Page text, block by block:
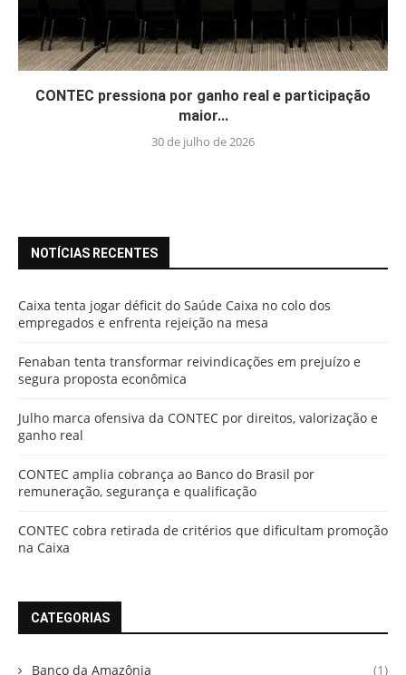
CONTEC pressiona por ganho real e participação
maior...
30 de julho de 2026
NOTÍCIAS RECENTES
Caixa tenta jogar déficit do Saúde Caixa no colo dos
empregados e enfrenta rejeição na mesa
Fenaban tenta transformar reivindicações em prejuízo e
segura proposta econômica
Julho marca ofensiva da CONTEC por direitos, valorização e
ganho real
CONTEC amplia cobrança ao Banco do Brasil por
remuneração, segurança e qualificação
CONTEC cobra retirada de critérios que dificultam promoção
na Caixa
CATEGORIAS
Banco da Amazônia (1)